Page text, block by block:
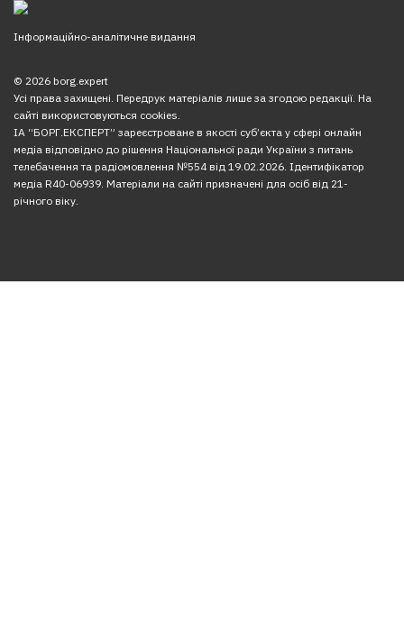
Інформаційно-аналітичне видання
© 2026 borg.expert
Усі права захищені. Передрук матеріалів лише за згодою редакції. На
сайті використовуються cookies.
ІА “БОРГ.ЕКСПЕРТ” зареєстроване в якості суб’єкта у сфері онлайн
медіа відповідно до рішення Національної ради України з питань
телебачення та радіомовлення №554 від 19.02.2026. Ідентифікатор
медіа R40-06939. Матеріали на сайті призначені для осіб від 21-
річного віку.